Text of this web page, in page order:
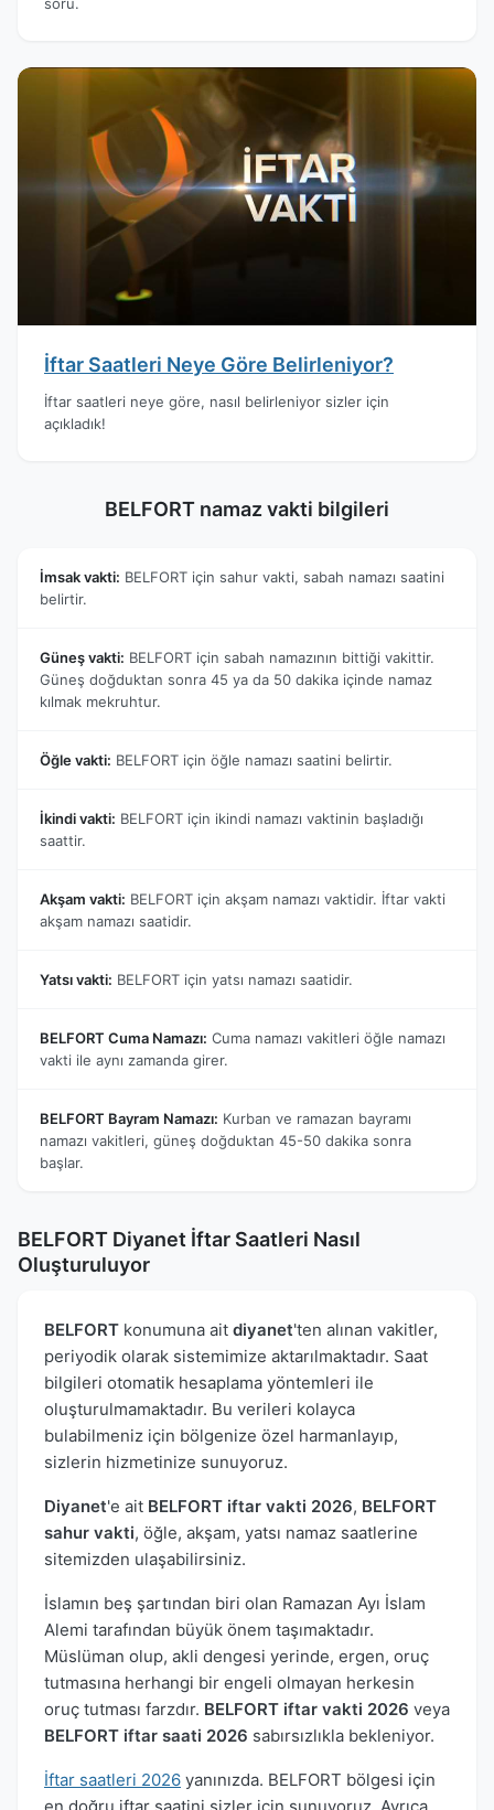
İftar Saatleri Neye Göre Belirleniyor?
İftar saatleri neye göre, nasıl belirleniyor sizler için
açıkladık!
BELFORT namaz vakti bilgileri
İmsak vakti: BELFORT için sahur vakti, sabah namazı saatini
belirtir.
Güneş vakti: BELFORT için sabah namazının bittiği vakittir.
Güneş doğduktan sonra 45 ya da 50 dakika içinde namaz
kılmak mekruhtur.
Öğle vakti: BELFORT için öğle namazı saatini belirtir.
İkindi vakti: BELFORT için ikindi namazı vaktinin başladığı
saattir.
Akşam vakti: BELFORT için akşam namazı vaktidir. İftar vakti
akşam namazı saatidir.
Yatsı vakti: BELFORT için yatsı namazı saatidir.
BELFORT Cuma Namazı: Cuma namazı vakitleri öğle namazı
vakti ile aynı zamanda girer.
BELFORT Bayram Namazı: Kurban ve ramazan bayramı
namazı vakitleri, güneş doğduktan 45-50 dakika sonra
başlar.
BELFORT Diyanet İftar Saatleri Nasıl
Oluşturuluyor
BELFORT konumuna ait diyanet'ten alınan vakitler,
periyodik olarak sistemimize aktarılmaktadır. Saat
bilgileri otomatik hesaplama yöntemleri ile
oluşturulmamaktadır. Bu verileri kolayca
bulabilmeniz için bölgenize özel harmanlayıp,
sizlerin hizmetinize sunuyoruz.
Diyanet'e ait BELFORT iftar vakti 2026, BELFORT
sahur vakti, öğle, akşam, yatsı namaz saatlerine
sitemizden ulaşabilirsiniz.
İslamın beş şartından biri olan Ramazan Ayı İslam
Alemi tarafından büyük önem taşımaktadır.
Müslüman olup, akli dengesi yerinde, ergen, oruç
tutmasına herhangi bir engeli olmayan herkesin
oruç tutması farzdır. BELFORT iftar vakti 2026 veya
BELFORT iftar saati 2026 sabırsızlıkla bekleniyor.
İftar saatleri 2026 yanınızda. BELFORT bölgesi için
en doğru iftar saatini sizler için sunuyoruz. Ayrıca